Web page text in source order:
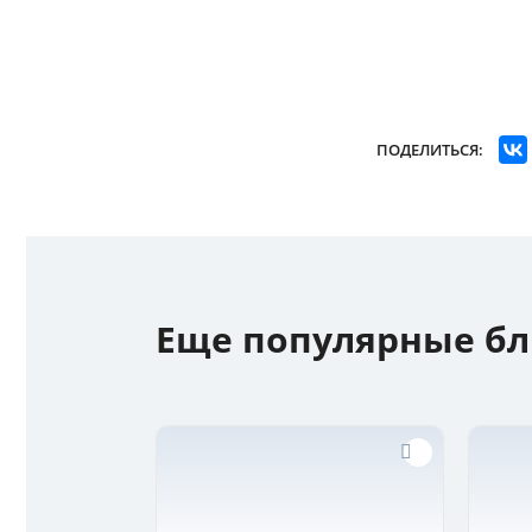
ПОДЕЛИТЬСЯ:
Еще популярные